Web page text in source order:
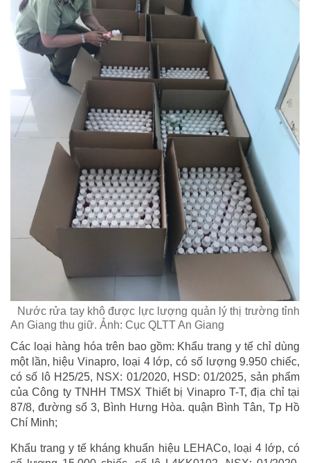
Nước rửa tay khô được lực lượng quản lý thị trường tỉnh
An Giang thu giữ. Ảnh: Cục QLTT An Giang
Các loại hàng hóa trên bao gồm: Khẩu trang y tế chỉ dùng
một lần, hiệu Vinapro, loại 4 lớp, có số lượng 9.950 chiếc,
có số lô H25/25, NSX: 01/2020, HSD: 01/2025, sản phẩm
của Công ty TNHH TMSX Thiết bị Vinapro T-T, địa chỉ tại
87/8, đường số 3, Bình Hưng Hòa. quận Bình Tân, Tp Hồ
Chí Minh;
Khẩu trang y tế kháng khuẩn hiệu LEHACo, loại 4 lớp, có